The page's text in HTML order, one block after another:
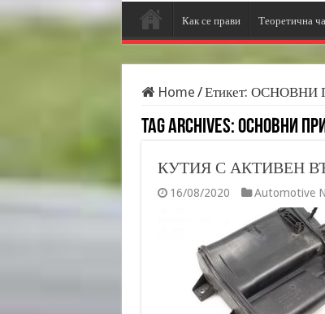
Как се прави Теоретична
Home /Етикет: ОСНОВНИ
Tag Archives:ОСНОВНИ
КУТИЯ С АКТИВЕН
16/08/2020 Automotive